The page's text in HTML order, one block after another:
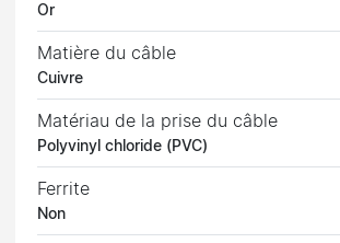
Or
Matière du câble
Cuivre
Matériau de la prise du câble
Polyvinyl chloride (PVC)
Ferrite
Non